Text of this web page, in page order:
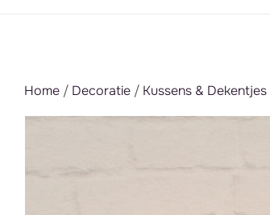
Home / Decoratie / Kussens & Dekentjes